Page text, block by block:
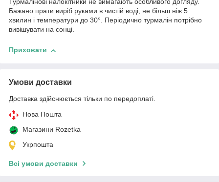
Турмалінові налокітники не вимагають особливого догляду.
Бажано прати виріб руками в чистій воді, не більш ніж 5
хвилин і температури до 30°. Періодично турмалін потрібно
вивішувати на сонці.
Приховати
Умови доставки
Доставка здійснюється тільки по передоплаті.
Нова Пошта
Магазини Rozetka
Укрпошта
Всі умови доставки